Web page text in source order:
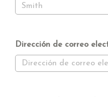
Dirección de correo